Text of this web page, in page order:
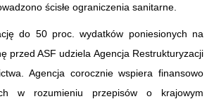
ścisłe ograniczenia sanitarne.
do 50 proc. wydatków poniesionych na
przed ASF udziela Agencja Restrukturyzacji
Agencja corocznie wspiera finansowo
w rozumieniu przepisów o krajowym